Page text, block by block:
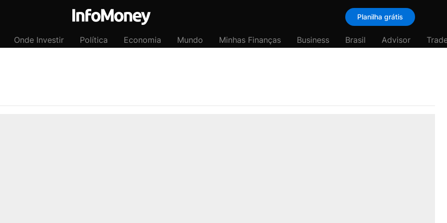
Planilha grátis
Onde Investir Política Economia Mundo Minhas Finanças Business Brasil Advisor